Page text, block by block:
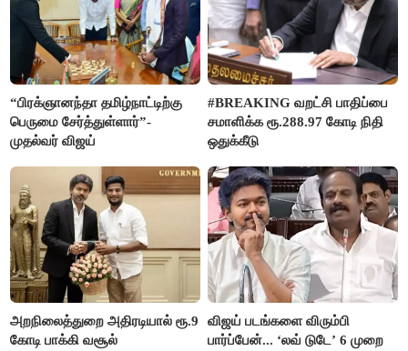
“பிரக்ஞானந்தா தமிழ்நாட்டிற்கு
பெருமை சேர்த்துள்ளார்”-
முதல்வர் விஜய்
#BREAKING வறட்சி பாதிப்பை
சமாளிக்க ரூ.288.97 கோடி நிதி
ஒதுக்கீடு
அறநிலைத்துறை அதிரடியால் ரூ.9
கோடி பாக்கி வசூல்
விஜய் படங்களை விரும்பி
பார்ப்பேன்... ‘லவ் டுடே’ 6 முறை